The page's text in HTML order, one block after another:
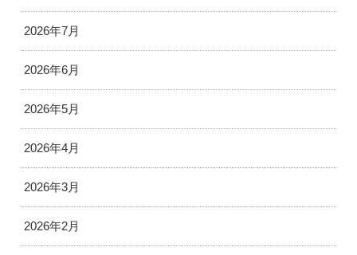
2026年7月
2026年6月
2026年5月
2026年4月
2026年3月
2026年2月